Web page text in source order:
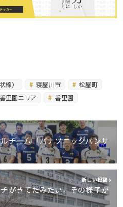
線） 寝屋川市
松屋町
里園エリア 香里園
チーム「パナソニックパンサ
新しい投稿
がきてたみたい。その様子が